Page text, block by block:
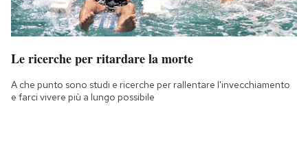
Le ricerche per ritardare la morte
A che punto sono studi e ricerche per rallentare l'invecchiamento
e farci vivere più a lungo possibile